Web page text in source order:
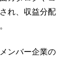
れ、収益分配
ンバー企業の